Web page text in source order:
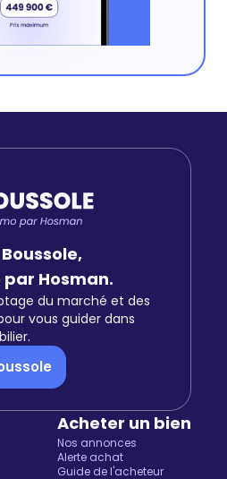
Hosman.
du marché et des
vous guider dans
Acheter un bien
Nos annonces
Alerte achat
Guide de l'acheteur